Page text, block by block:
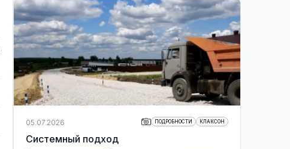
05.07.2026 ПОДРОБНОСТИ КЛАКСОН
Системный подход